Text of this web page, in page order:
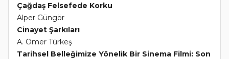
Çağdaş Felsefede Korku
Alper Güngör
Cinayet Şarkıları
A. Ömer Türkeş
Tarihsel Belleğimize Yönelik Bir Sinema Filmi: Son